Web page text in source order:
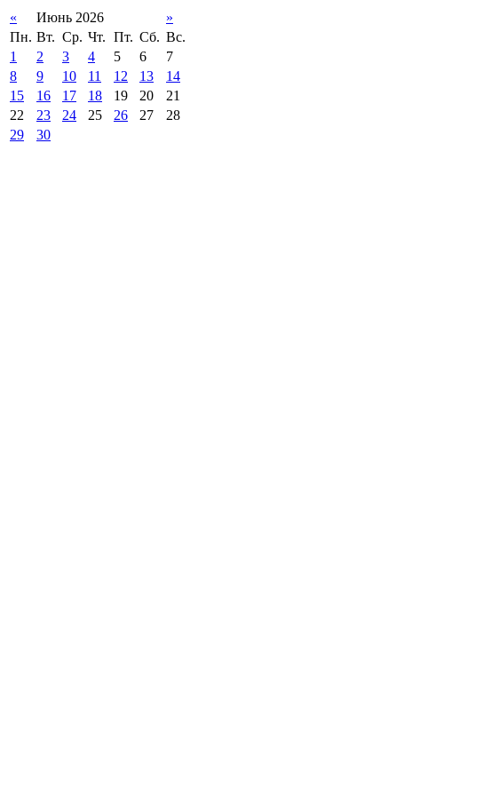
« Июнь 2026
»
Пн. Вт. Ср. Чт. Пт. Сб. Вс.
1
2 3 4 5 6
7
8
9 10 11 12 13
14
15
16 17 18 19 20
21
22
23 24 25 26 27
28
29
30